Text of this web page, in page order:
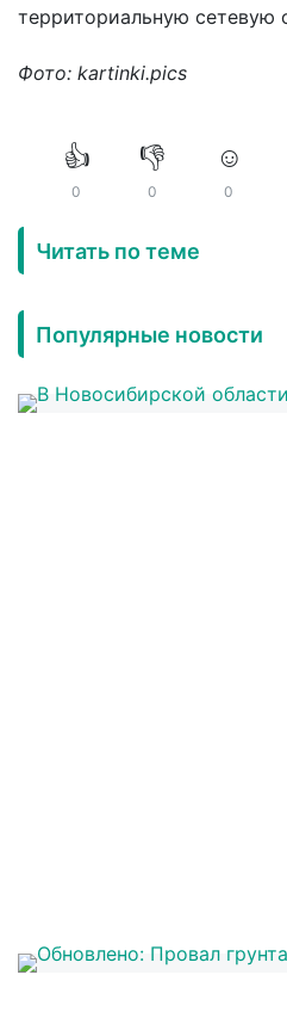
территориальную сетевую
Фото: kartinki.pics
👍
0
👎
0
☺️
0
Читать по теме
Популярные новости